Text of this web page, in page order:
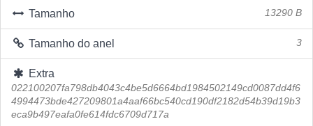
Tamanho 13290 B
Tamanho do anel 3
Extra
022100207fa798db4043c4be5d6664bd1984502149cd0087dd4f6
4994473bde427209801a4aaf66bc540cd190df2182d54b39d19b3
eca9b497eafa0fe614fdc6709d717a